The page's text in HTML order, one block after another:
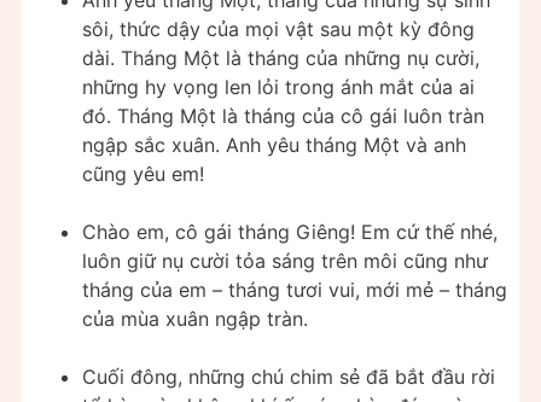
sôi, thức dậy của mọi vật sau một kỳ đông
dài. Tháng Một là tháng của những nụ cười,
những hy vọng len lỏi trong ánh mắt của ai
đó. Tháng Một là tháng của cô gái luôn tràn
ngập sắc xuân. Anh yêu tháng Một và anh
cũng yêu em!
Chào em, cô gái tháng Giêng! Em cứ thế nhé,
luôn giữ nụ cười tỏa sáng trên môi cũng như
tháng của em – tháng tươi vui, mới mẻ – tháng
của mùa xuân ngập tràn.
Cuối đông, những chú chim sẻ đã bắt đầu rời